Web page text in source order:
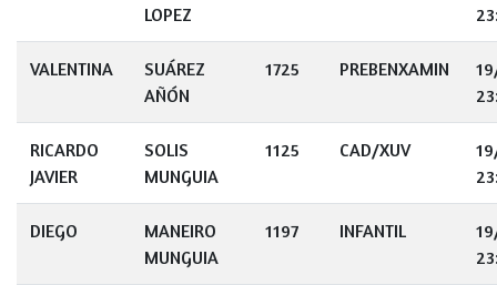
LOPEZ
VALENTINA
SUÁREZ
AÑÓN
1725 PREBENXAMIN
RICARDO
JAVIER
SOLIS
MUNGUIA
1125 CAD/XUV
DIEGO
MANEIRO
MUNGUIA
1197 INFANTIL